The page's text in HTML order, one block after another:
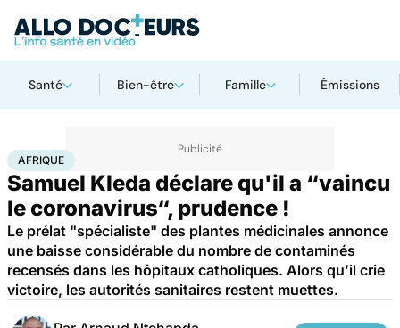
Santé Bien-être Famille Émissions
AccueilSanté Santé publiqueAfrique
AFRIQUE
Samuel Kleda déclare qu'il a “vaincu
le coronavirus“, prudence !
Le prélat "spécialiste" des plantes médicinales annonce
une baisse considérable du nombre de contaminés
recensés dans les hôpitaux catholiques. Alors qu’il crie
victoire, les autorités sanitaires restent muettes.